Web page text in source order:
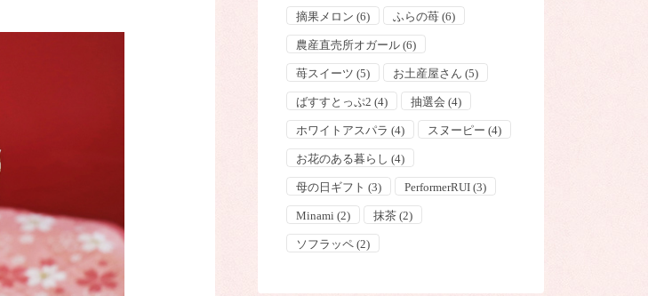
摘果メロン (6) ふらの苺 (6)
農産直売所オガール (6)
苺スイーツ (5) お土産屋さん (5)
ばすすとっぷ2 (4) 抽選会 (4)
ホワイトアスパラ (4) スヌーピー (4)
お花のある暮らし (4)
母の日ギフト (3) PerformerRUI (3)
Minami (2) 抹茶 (2)
ソフラッペ (2)